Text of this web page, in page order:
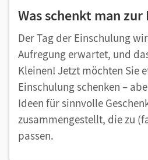
Was schenkt man zur
Der Tag der Einschulung
Aufregung erwartet, und
Kleinen! Jetzt möchten Sie
Einschulung schenken –
Ideen für sinnvolle
zusammengestellt, die zu
passen.